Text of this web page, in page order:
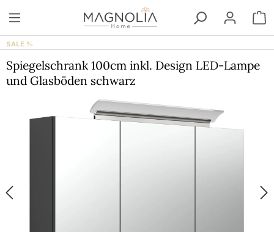
Zum Hauptinhalt springen
SALE %
Spiegelschrank 100cm inkl. Design LED-Lampe
und Glasböden schwarz
Bildergalerie überspringen